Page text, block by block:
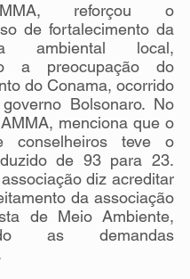
reforçou o
de fortalecimento da
ambiental local,
a preocupação do
do Conama, ocorrido
Bolsonaro. No
menciona que o
conselheiros teve o
de 93 para 23.
diz acreditar
da associação
de Meio Ambiente,
as demandas